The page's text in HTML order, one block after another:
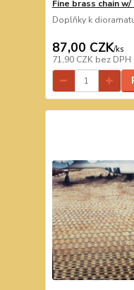
Fine brass chain
Doplňky k
87,00 CZK/ks
71,90 CZK bez DPH